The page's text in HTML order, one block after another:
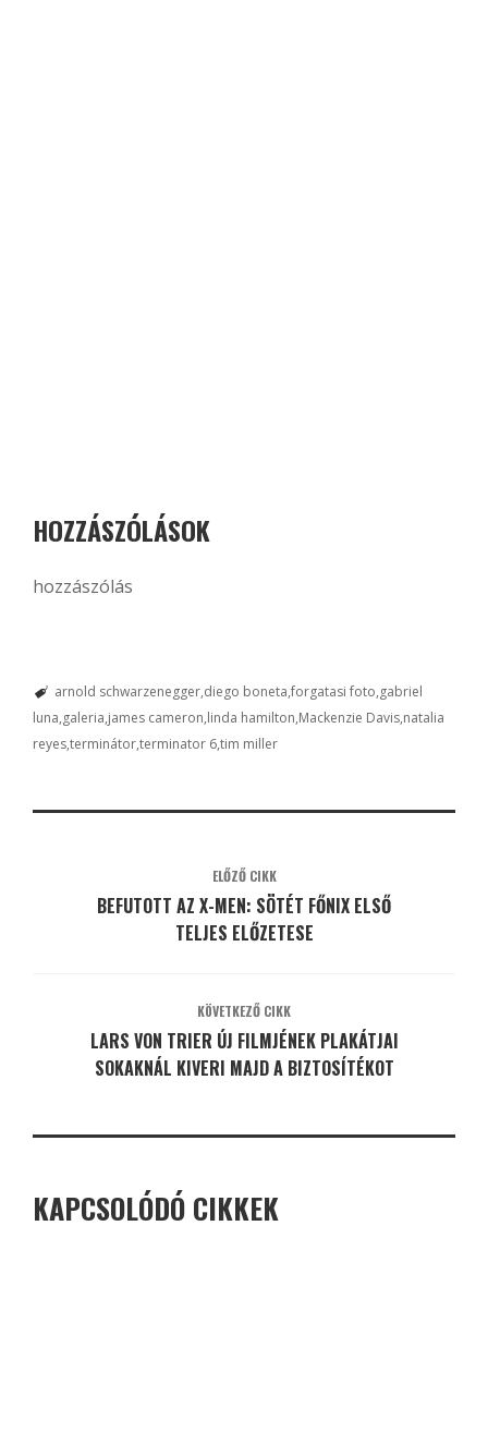
HOZZÁSZÓLÁSOK
hozzászólás
arnold schwarzenegger diego boneta forgatasi foto gabriel
luna galeria james cameron linda hamilton Mackenzie Davis natalia
reyesterminátorterminator 6tim miller
ELŐZŐ CIKK
BEFUTOTT AZ X-MEN: SÖTÉT FŐNIX ELSŐ
TELJES ELŐZETESE
KÖVETKEZŐ CIKK
LARS VON TRIER ÚJ FILMJÉNEK PLAKÁTJAI
SOKAKNÁL KIVERI MAJD A BIZTOSÍTÉKOT
KAPCSOLÓDÓ CIKKEK